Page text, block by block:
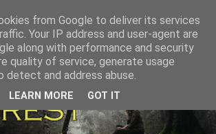
from Google to deliver its services
Your IP address and user-agent are
along with performance and security
quality of service, generate usage
detect and address abuse.
LEARN MORE GOT IT